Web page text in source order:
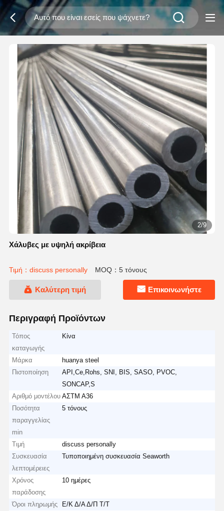
2/9
Χάλυβες με υψηλή ακρίβεια
Τιμή：discuss personally MOQ：5 τόνους
Καλύτερη τιμή Επικοινωνήστε
Περιγραφή Προϊόντων
Τόπος
καταγωγής
Κίνα
Μάρκα
huanya steel
Πιστοποίηση
API,Ce,Rohs, SNI, BIS, SASO, PVOC,
SONCAP,S
Αριθμό μοντέλου ΑΣTM A36
Ποσότητα
παραγγελίας
min
5 τόνους
Τιμή
discuss personally
Συσκευασία
λεπτομέρειες
Τυποποιημένη συσκευασία Seaworth
Χρόνος
παράδοσης
10 ημέρες
Όροι πληρωμής
Ε/Κ Δ/Α Δ/Π Τ/Τ